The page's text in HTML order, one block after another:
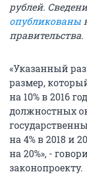
рублей.
опубликованы
правительства.
«Указанный
размер,
на 10% в 2016
должностных
на 4% в 2018 и
на 20%», -
законопроекту.